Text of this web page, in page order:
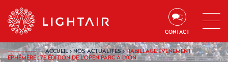
Aller au contenu Aller à la recherche
CONTACT
ACCUEIL›NOS ACTUALITÉS›HABILLAGE ÉVÈNEMENT
ÉPHÉMÈRE : 7E ÉDITION DE L’OPEN PARC À LYON